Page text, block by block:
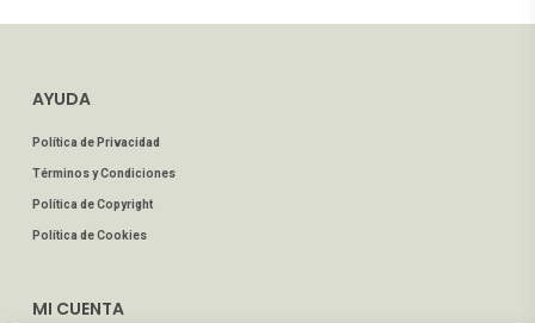
AYUDA
Política de Privacidad
Términos y Condiciones
Política de Copyright
Política de Cookies
MI CUENTA